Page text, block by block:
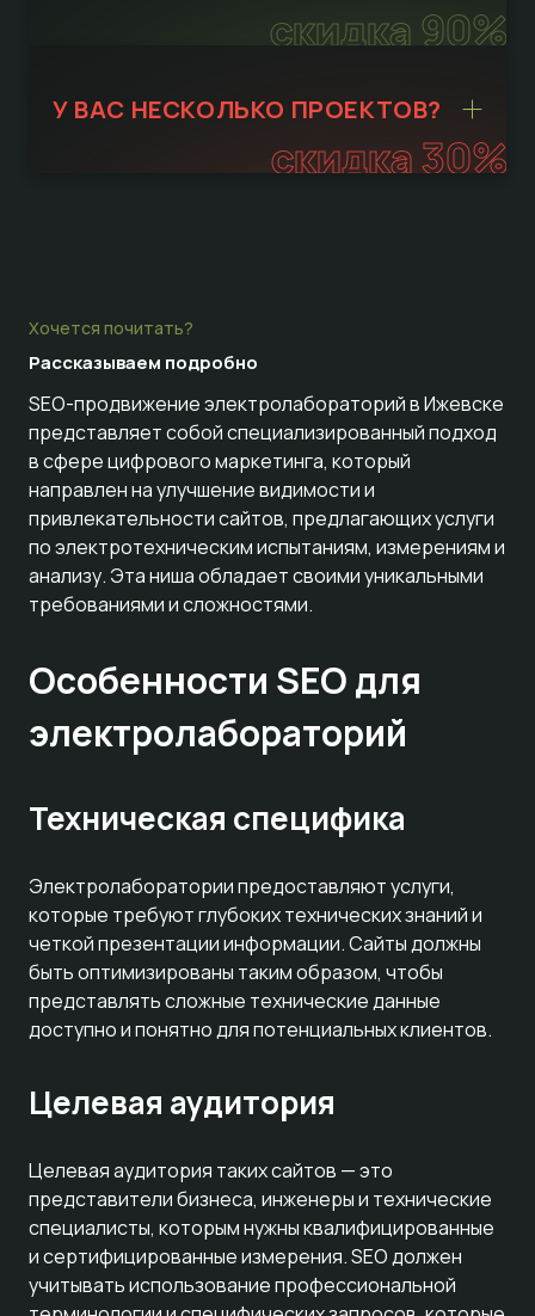
скидка 90%
скидка 30%
У ВАС НЕСКОЛЬКО ПРОЕКТОВ?
Хочется почитать?
Рассказываем подробно
SEO-продвижение электролабораторий в Ижевске
представляет собой специализированный подход
в сфере цифрового маркетинга, который
направлен на улучшение видимости и
привлекательности сайтов, предлагающих услуги
по электротехническим испытаниям, измерениям и
анализу. Эта ниша обладает своими уникальными
требованиями и сложностями.
Особенности SEO для
электролабораторий
Техническая специфика
Электролаборатории предоставляют услуги,
которые требуют глубоких технических знаний и
четкой презентации информации. Сайты должны
быть оптимизированы таким образом, чтобы
представлять сложные технические данные
доступно и понятно для потенциальных клиентов.
Целевая аудитория
Целевая аудитория таких сайтов — это
представители бизнеса, инженеры и технические
специалисты, которым нужны квалифицированные
и сертифицированные измерения. SEO должен
учитывать использование профессиональной